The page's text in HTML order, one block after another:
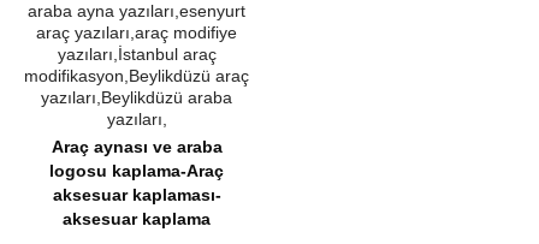
araba ayna yazıları,esenyurt
araç yazıları,araç modifiye
yazıları,İstanbul araç
modifikasyon,Beylikdüzü araç
yazıları,Beylikdüzü araba
yazıları,
Araç aynası ve araba
logosu kaplama-Araç
aksesuar kaplaması-
aksesuar kaplama